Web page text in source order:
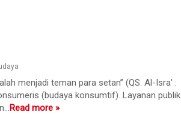
menjadi teman para setan” (QS. Al-Isra’ :
(budaya konsumtif). Layanan publik
Read more »